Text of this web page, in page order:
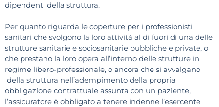
dipendenti della struttura.
Per quanto riguarda le coperture per i professionisti
sanitari che svolgono la loro attività al di fuori di una delle
strutture sanitarie e sociosanitarie pubbliche e private, o
che prestano la loro opera all’interno delle strutture in
regime libero-professionale, o ancora che si avvalgano
della struttura nell’adempimento della propria
obbligazione contrattuale assunta con un paziente,
l’assicuratore è obbligato a tenere indenne l’esercente